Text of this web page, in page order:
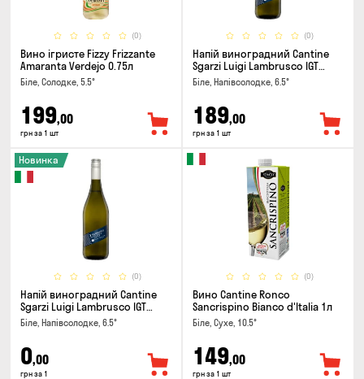
(0)
Вино ігристе Fizzy Frizzante
Amaranta Verdejo 0.75л
Біле, Солодке, 5.5°
199,00
грн за 1 шт
(0)
Напій виноградний Cantine
Sgarzi Luigi Lambrusco IGT
Emilia Bianca Frizziante 0.75л
Біле, Напівсолодке, 6.5°
189,00
грн за 1 шт
(0)
Новинка
Напій виноградний Cantine
Sgarzi Luigi Lambrusco IGT
Emilia Bianca Frizziante 0.75л
Біле, Напівсолодке, 6.5°
0,00
грн за 1
(0)
Вино Cantine Ronco
Sancrispino Bianco d'Italia 1л
Біле, Сухе, 10.5°
149,00
грн за 1 шт